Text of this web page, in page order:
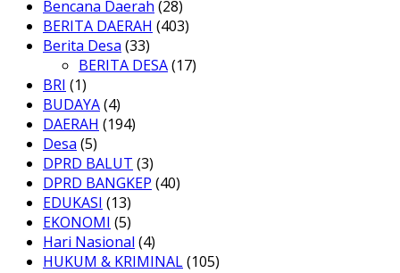
Bencana Daerah (28)
BERITA DAERAH (403)
Berita Desa (33)
BERITA DESA(17)
BRI (1)
BUDAYA(4)
DAERAH (194)
Desa (5)
DPRD BALUT (3)
DPRD BANGKEP (40)
EDUKASI (13)
EKONOMI (5)
Hari Nasional (4)
HUKUM & KRIMINAL(105)